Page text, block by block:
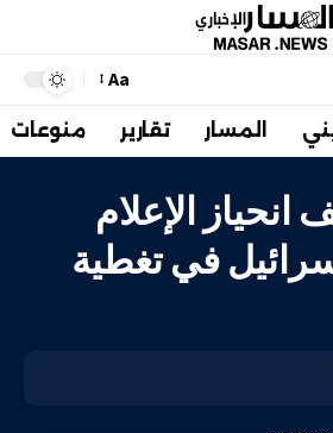
Aa
المسار تقارير منوعات
الإعلام
في تغطية